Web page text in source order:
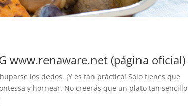
www.renaware.net (página oficial)
los dedos. ¡Y es tan práctico! Solo tienes que
y hornear. No creerás que un plato tan sencillo